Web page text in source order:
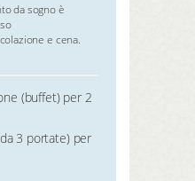
da sogno è
e cena.
(buffet) per 2
3 portate) per